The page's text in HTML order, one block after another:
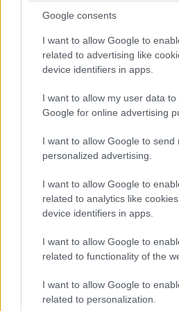
Google consents
I want to allow Google to
related to advertising like
device identifiers in apps.
I want to allow my user data
Google for online advertising
I want to allow Google to send
personalized advertising.
I want to allow Google to
related to analytics like
device identifiers in apps.
I want to allow Google to
related to functionality of the
I want to allow Google to
related to personalization.